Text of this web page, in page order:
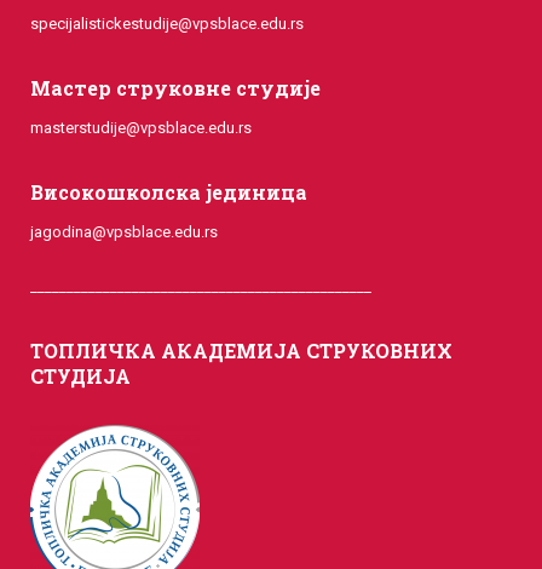
specijalistickestudije@vpsblace.edu.rs
Мастер струковне студије
masterstudije@vpsblace.edu.rs
Високошколска јединица
jagodina@vpsblace.edu.rs
ТОПЛИЧКА АКАДЕМИЈА СТРУКОВНИХ
СТУДИЈА